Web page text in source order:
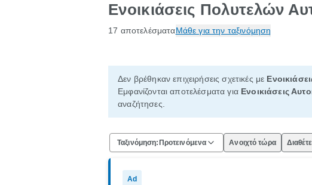
Ενοικιάσεις Πολυτελών
17 αποτελέσματαΜάθε για την ταξινόμηση
Δεν βρέθηκαν επιχειρήσεις σχετικές με
Εμφανίζονται αποτελέσματα για Ενοικιάσεις
αναζήτησες.
Ταξινόμηση: Προτεινόμενα Ανοιχτό τώρα
Ad